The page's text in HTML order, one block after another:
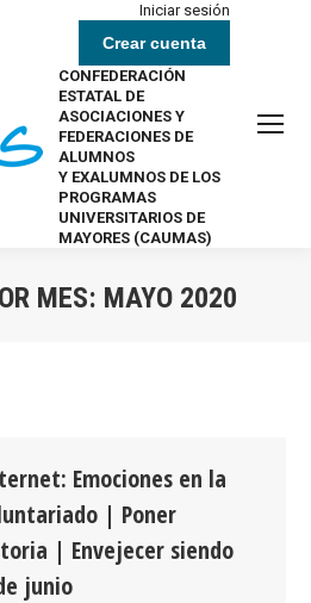
Iniciar sesión
Crear cuenta
CONFEDERACIÓN
ESTATAL DE
ASOCIACIONES Y
FEDERACIONES DE
ALUMNOS
Y EXALUMNOS DE LOS
PROGRAMAS
UNIVERSITARIOS DE
MAYORES (CAUMAS)
MES: MAYO 2020
Emociones en la
| Poner
| Envejecer siendo
junio